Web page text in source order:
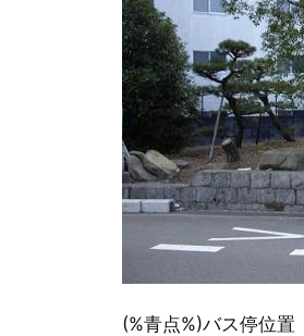
(%青点%)バス停位置